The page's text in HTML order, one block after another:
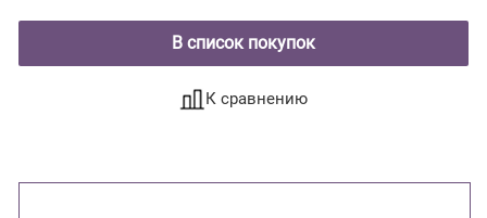
В список покупок
К сравнению